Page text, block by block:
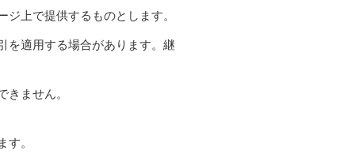
上で提供するものとします。
を適用する場合があります。継
ません。
。